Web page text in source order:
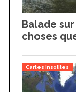
Balade
choses
Cartes Insolites